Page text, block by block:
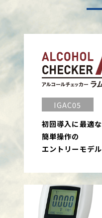
IGAC05
初回導入に最適な
簡単操作の
エントリーモデル